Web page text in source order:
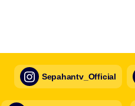
Sepahantv_Official